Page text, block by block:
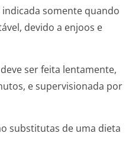
somente quando
devido a enjoos e
ser feita lentamente,
e supervisionada por
substitutas de uma dieta